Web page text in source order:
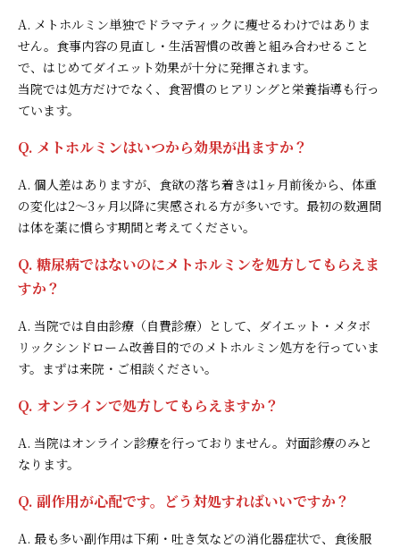
A. メトホルミン単独でドラマティックに痩せるわけではありま
せん。食事内容の見直し・生活習慣の改善と組み合わせること
で、はじめてダイエット効果が十分に発揮されます。
当院では処方だけでなく、食習慣のヒアリングと栄養指導も行っ
ています。
Q. メトホルミンはいつから効果が出ますか？
A. 個人差はありますが、食欲の落ち着きは1ヶ月前後から、体重
の変化は2〜3ヶ月以降に実感される方が多いです。最初の数週間
は体を薬に慣らす期間と考えてください。
Q. 糖尿病ではないのにメトホルミンを処方してもらえま
すか？
A. 当院では自由診療（自費診療）として、ダイエット・メタボ
リックシンドローム改善目的でのメトホルミン処方を行っていま
す。まずは来院・ご相談ください。
Q. オンラインで処方してもらえますか？
A. 当院はオンライン診療を行っておりません。対面診療のみと
なります。
Q. 副作用が心配です。どう対処すればいいですか？
A. 最も多い副作用は下痢・吐き気などの消化器症状で、食後服